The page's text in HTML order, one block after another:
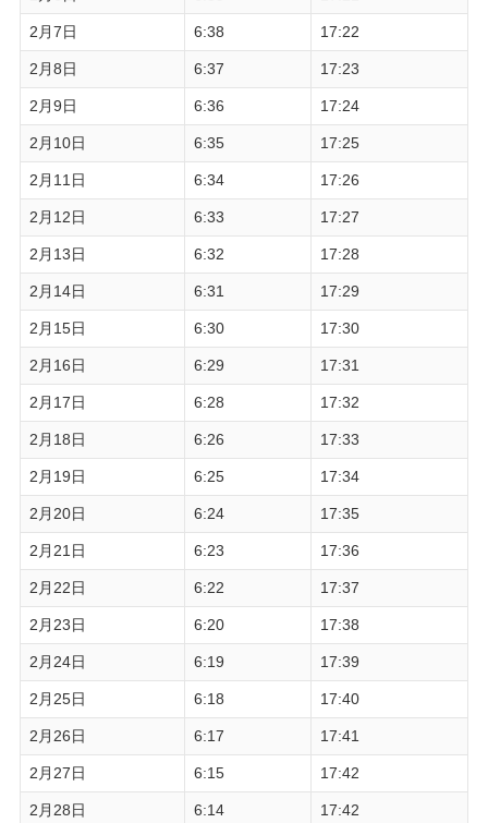
2月7日 6:38 17:22
2月8日 6:37 17:23
2月9日 6:36 17:24
2月10日 6:35 17:25
2月11日 6:34 17:26
2月12日 6:33 17:27
2月13日 6:32 17:28
2月14日 6:31 17:29
2月15日 6:30 17:30
2月16日 6:29 17:31
2月17日 6:28 17:32
2月18日 6:26 17:33
2月19日 6:25 17:34
2月20日 6:24 17:35
2月21日 6:23 17:36
2月22日 6:22 17:37
2月23日 6:20 17:38
2月24日 6:19 17:39
2月25日 6:18 17:40
2月26日 6:17 17:41
2月27日 6:15 17:42
2月28日 6:14 17:42